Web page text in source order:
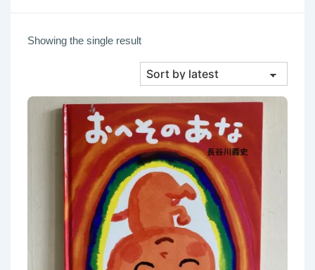
Showing the single result